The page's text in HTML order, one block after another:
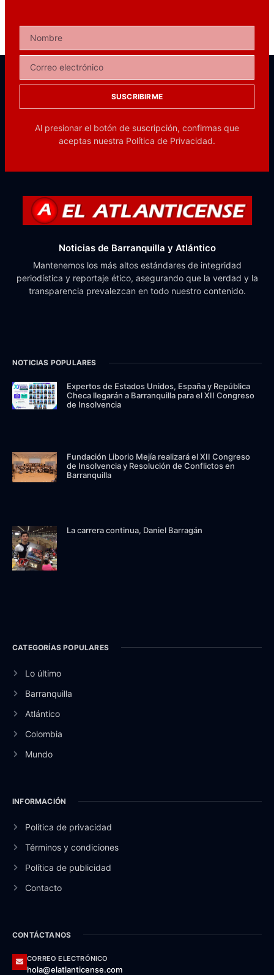
SUSCRIBIRME
Al presionar el botón de suscripción, confirmas que
aceptas nuestra Política de Privacidad.
Noticias de Barranquilla y Atlántico
Mantenemos los más altos estándares de integridad
periodística y reportaje ético, asegurando que la verdad y la
transparencia prevalezcan en todo nuestro contenido.
NOTICIAS POPULARES
Expertos de Estados Unidos, España y República
Checa llegarán a Barranquilla para el XII Congreso
de Insolvencia
Fundación Liborio Mejía realizará el XII Congreso
de Insolvencia y Resolución de Conflictos en
Barranquilla
La carrera continua, Daniel Barragán
CATEGORÍAS POPULARES
Lo último
Barranquilla
Atlántico
Colombia
Mundo
INFORMACIÓN
Política de privacidad
Términos y condiciones
Política de publicidad
Contacto
CONTÁCTANOS
CORREO ELECTRÓNICO
hola@elatlanticense.com